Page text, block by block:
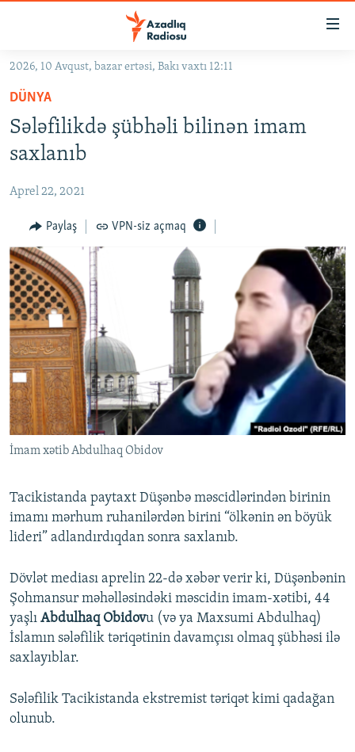
Əsas
qayıt
Əsas
naviqasiyaya
qayıt
Axtarışa
keç
#İZAHLA
KORRUPSIOMETR
FƏRQƏ BAX
QANUNI DOĞRU
ARAŞDIRMA
MULTIMEDIA
VIDEO
FOTOQALEREYA
İNFOQRAFIKA
KARIKATURA
RADIO ARXIV
OXU ZALI
AZƏRBAYCAN ƏDƏBIYYATI KITABXANASI
İSLAM VƏ DEMOKRATIYA
İZ - MƏDƏNIYYƏT PROQRAMI
HAQQIMIZDA
MISSIYAMIZ
PEŞƏ ETIKASI VƏ JURNALISTIKA STANDARTLARIMIZ
MATERIALLARIMIZDAN ISTIFADƏ
AZADLIQRADIOSU MOBIL TELEFONUNUZDA
XƏBƏR BÜLLETENLƏRIMIZ
BIZI IZLƏ
RFE/RL-in bütün saytları
2026, 10 Avqust, bazar ertəsi, Bakı vaxtı 12:11
DÜNYA
Sələfilikdə şübhəli bilinən imam
saxlanıb
Aprel 22, 2021
Paylaş VPN-siz açmaq
İmam xətib Abdulhaq Obidov
Tacikistanda paytaxt Düşənbə məscidlərindən birinin
imamı mərhum ruhanilərdən birini “ölkənin ən böyük
lideri” adlandırdıqdan sonra saxlanıb.
Dövlət mediası aprelin 22-də xəbər verir ki, Düşənbənin
Şohmansur məhəlləsindəki məscidin imam-xətibi, 44
yaşlı Abdulhaq Obidovu (və ya Maxsumi Abdulhaq)
İslamın sələfilik təriqətinin davamçısı olmaq şübhəsi ilə
saxlayıblar.
Sələfilik Tacikistanda ekstremist təriqət kimi qadağan
olunub.